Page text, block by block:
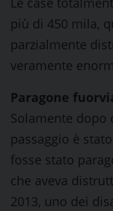
più di 450 mila,
parzialmente
veramente
Paragone
Solamente dopo
passaggio è
fosse stato
che aveva
2013, uno dei